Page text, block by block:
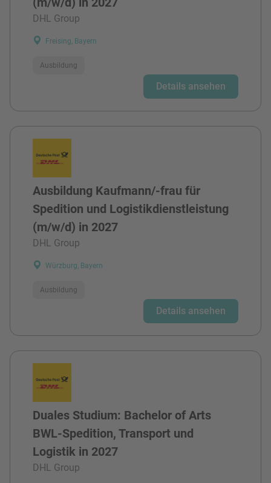
DHL Group
Freising, Bayern
Ausbildung
Details ansehen
Ausbildung Kaufmann/-frau für
Spedition und Logistikdienstleistung
(m/w/d) in 2027
DHL Group
Würzburg, Bayern
Ausbildung
Details ansehen
Duales Studium: Bachelor of Arts
BWL-Spedition, Transport und
Logistik in 2027
DHL Group